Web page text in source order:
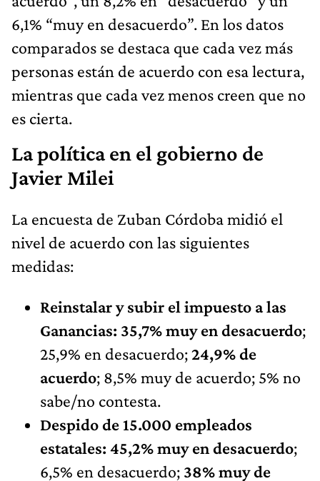
6,1% “muy en desacuerdo”. En los datos
comparados se destaca que cada vez más
personas están de acuerdo con esa lectura,
mientras que cada vez menos creen que no
es cierta.
La política en el gobierno de
Javier Milei
La encuesta de Zuban Córdoba midió el
nivel de acuerdo con las siguientes
medidas:
Reinstalar y subir el impuesto a las
Ganancias: 35,7% muy en desacuerdo;
25,9% en desacuerdo;24,9% de
acuerdo; 8,5% muy de acuerdo; 5% no
sabe/no contesta.
Despido de 15.000 empleados
estatales: 45,2% muy en desacuerdo;
6,5% en desacuerdo; 38% muy de